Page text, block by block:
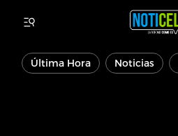
Última Hora Noticias